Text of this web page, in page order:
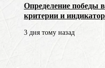
Определение
критерии и
3 дня тому назад